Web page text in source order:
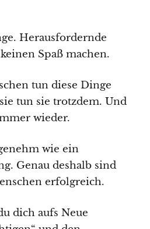
Herausfordernde
Spaß machen.
tun diese Dinge
tun sie trotzdem. Und
wieder.
wie ein
Genau deshalb sind
erfolgreich.
dich aufs Neue